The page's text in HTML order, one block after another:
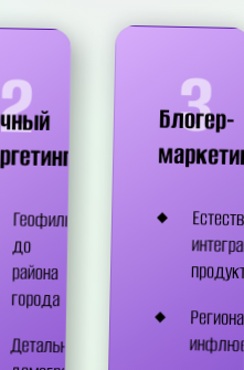
Геофильтрация
до
района
города
Детальный
3
Блогер-